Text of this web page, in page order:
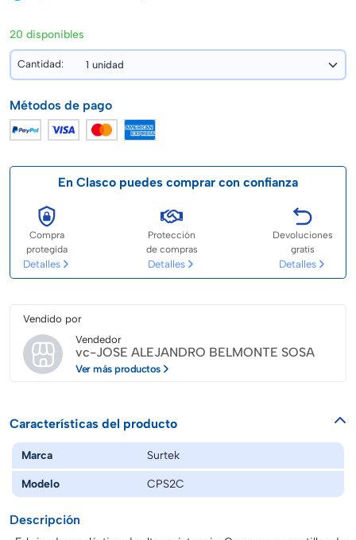
20 disponibles
Cantidad:
Métodos de pago
En Clasco puedes comprar con confianza
Compra
protegida
Detalles
Protección
de compras
Detalles
Devoluciones
gratis
Detalles
Vendido por
Vendedor
vc-JOSE ALEJANDRO BELMONTE SOSA
Ver más productos
Características del producto
Marca Surtek
Modelo CPS2C
Descripción